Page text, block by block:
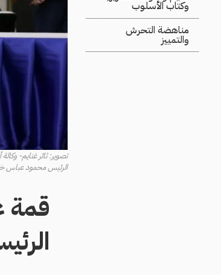
وكتاب الأسلوب
مناهضة التحرش
والتمييز
تصوير: ثائر غنايم- وكالة
الرئيس محمود عباس
قمة